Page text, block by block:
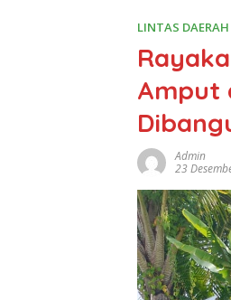
LINTAS DAERAH
Amput
Admin
23